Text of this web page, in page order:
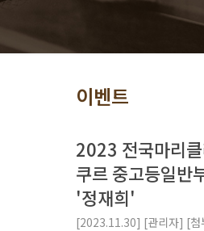
이벤트
2023 전국마리
쿠르 중고등일반
'정재희'
[2023.11.30] [관리자] [첨